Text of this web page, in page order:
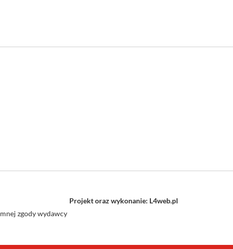
zgody wydawcy
Projekt oraz wykonanie: L4web.pl